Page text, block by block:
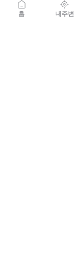
홈 내주변